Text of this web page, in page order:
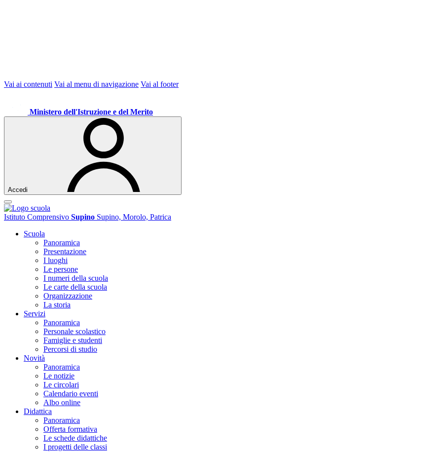
Vai ai contenuti Vai al menu di navigazione Vai al footer
Ministero dell'Istruzione e del Merito
Accedi
Istituto Comprensivo Supino Supino, Morolo, Patrica
Scuola
Panoramica
Presentazione
I luoghi
Le persone
I numeri della scuola
Le carte della scuola
Organizzazione
La storia
Servizi
Panoramica
Personale scolastico
Famiglie e studenti
Percorsi di studio
Novità
Panoramica
Le notizie
Le circolari
Calendario eventi
Albo online
Didattica
Panoramica
Offerta formativa
Le schede didattiche
I progetti delle classi